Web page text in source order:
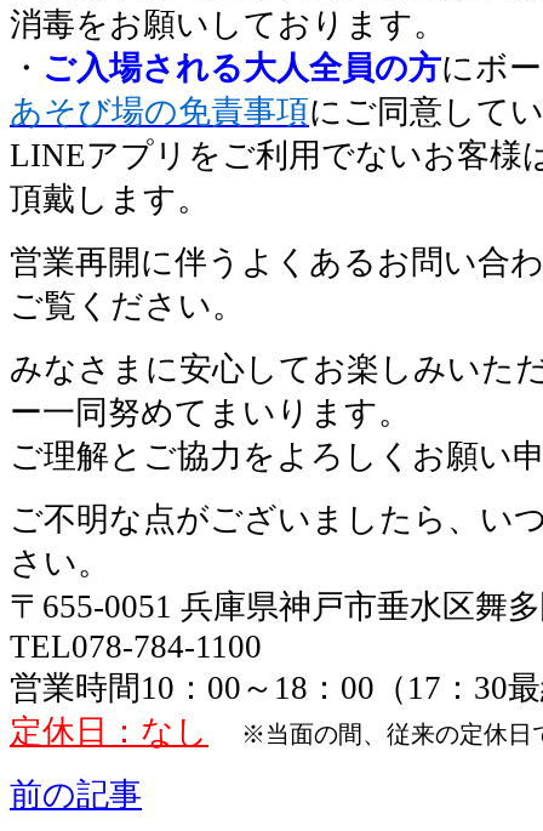
消毒をお願いしております。
・ ご入場される大人全員の方にボ
あそび場の免責事項にご同意して
LINEアプリをご利用でないお客様
頂戴します。
営業再開に伴うよくあるお問い合
ご覧ください。
みなさまに安心してお楽しみいた
ー一同努めてまいります。
ご理解とご協力をよろしくお願い
ご不明な点がございましたら、い
さい。
〒655-0051 兵庫県神戸市垂水区舞
TEL078-784-1100
営業時間10：00～18：00（17：30
定休日：なし
※当面の間、従来の定休日
前の記事